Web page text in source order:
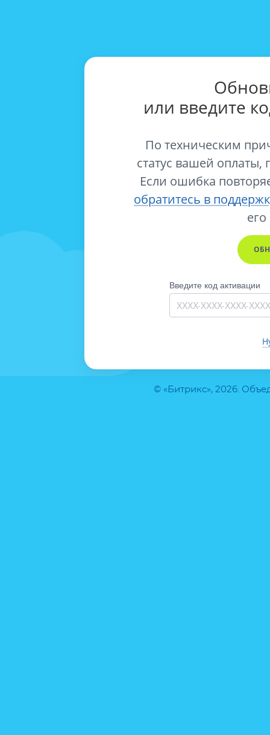
© «Битрикс», 2026.
или введите
По техническим
статус вашей оплаты,
Если ошибка
обратитесь в
его
Введите код активации